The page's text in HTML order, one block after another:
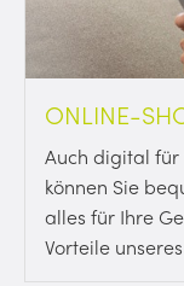
ONLINE-
Auch digital für
können Sie
alles für Ihre
Vorteile